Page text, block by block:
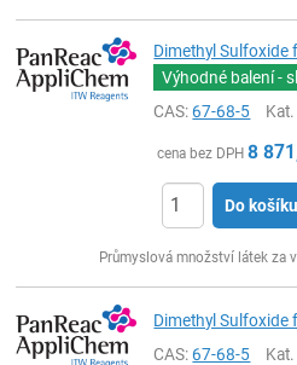
Dimethyl Sulfoxide
Výhodné balení -
CAS:67-68-5 Kat.
cena bez DPH 8
Do košíku
Průmyslová množství látek za
Dimethyl Sulfoxide
CAS:67-68-5 Kat.